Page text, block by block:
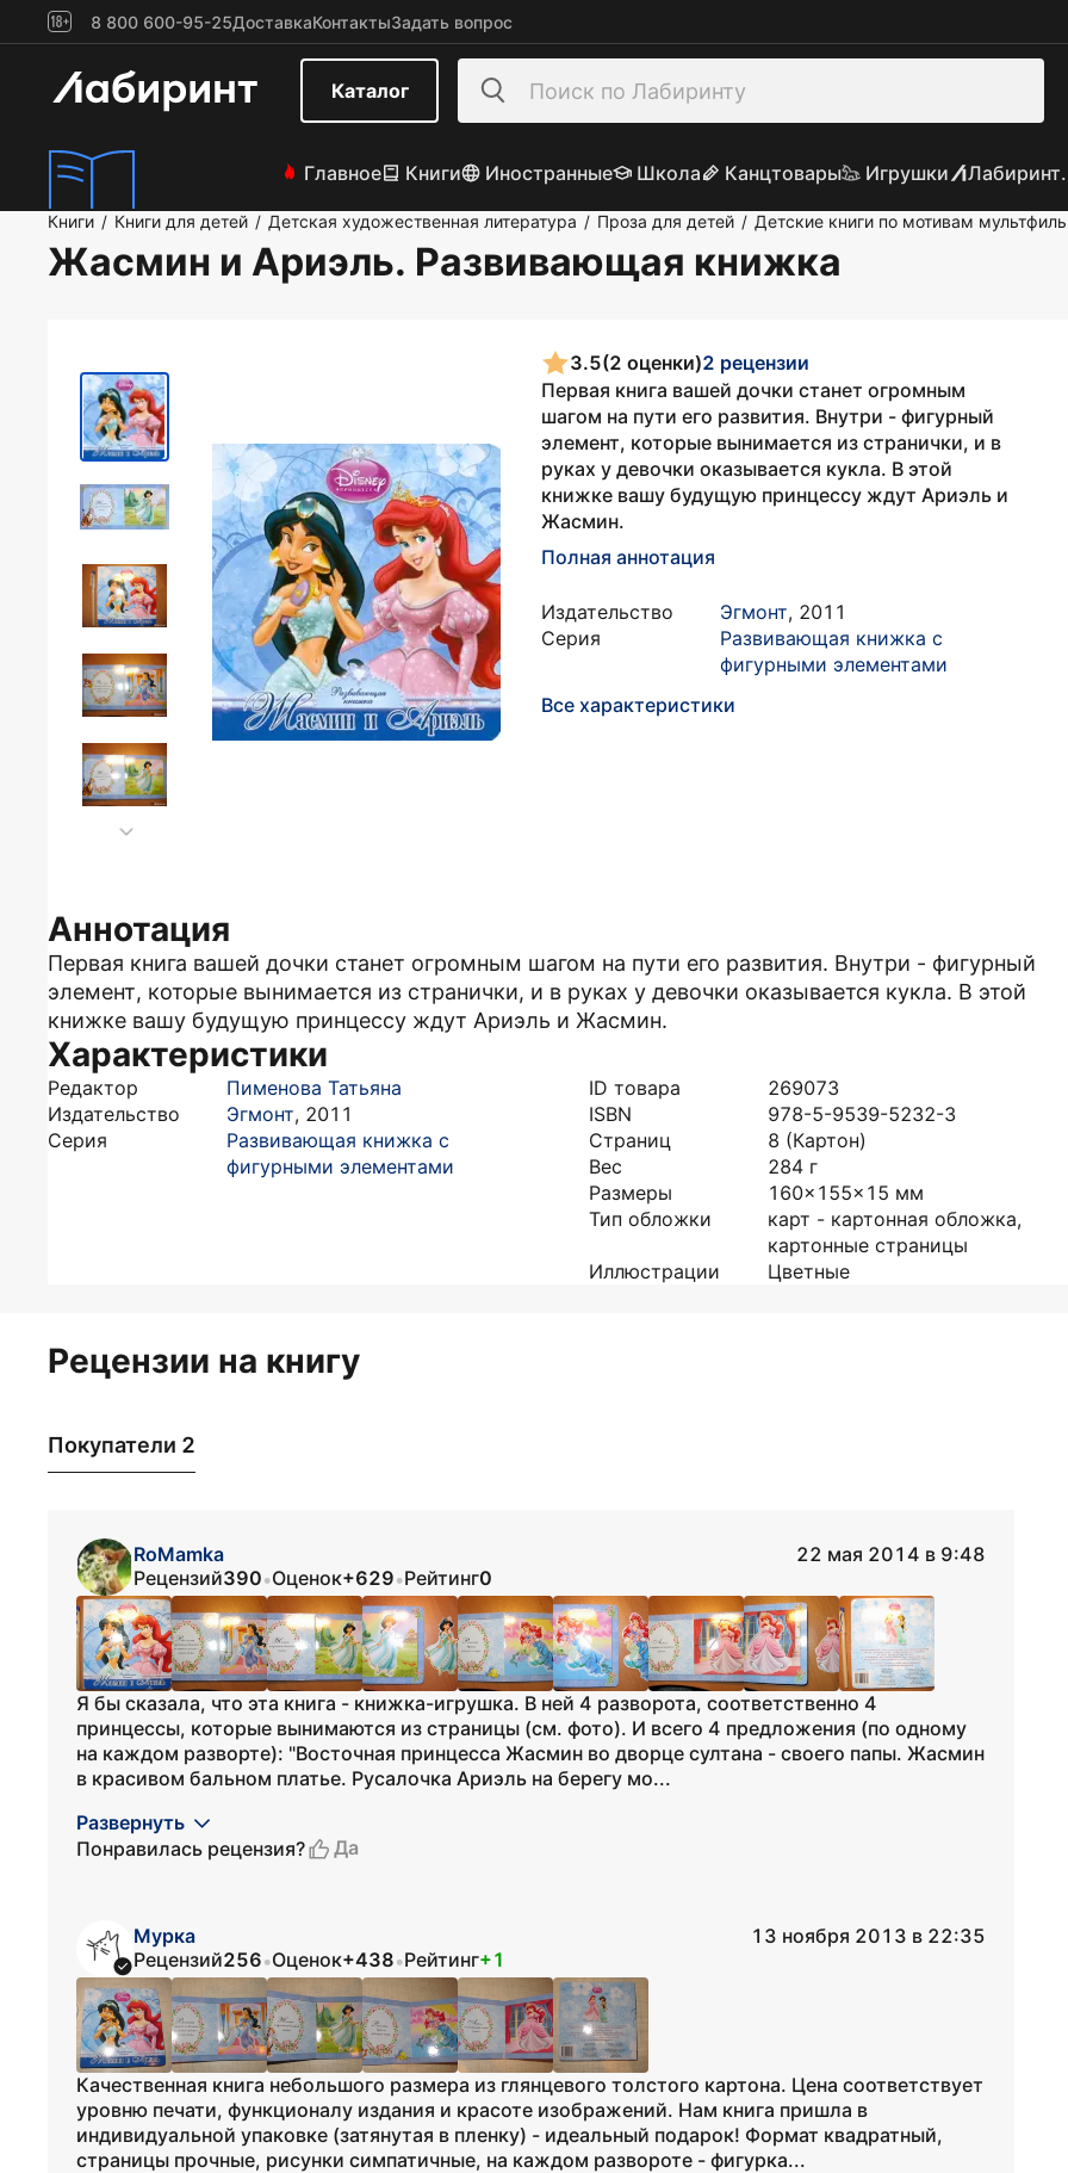
8 800 600-95-25ДоставкаКонтактыЗадать вопрос
Каталог
Главное Книги Иностранные Школа Канцтовары Игрушки
Книги / Книги для детей / Детская художественная литература / Проза для детей / Детские книги по мотивам
Жасмин и Ариэль. Развивающая книжка
3.5(2 оценки)2 рецензии
Первая книга вашей дочки станет огромным
шагом на пути его развития. Внутри - фигурный
элемент, которые вынимается из странички, и в
руках у девочки оказывается кукла. В этой
книжке вашу будущую принцессу ждут Ариэль и
Жасмин.
Полная аннотация
Издательство Эгмонт, 2011
Серия
Развивающая книжка с
фигурными элементами
Все характеристики
Аннотация
Первая книга вашей дочки станет огромным шагом на пути его развития. Внутри - фигурный
элемент, которые вынимается из странички, и в руках у девочки оказывается кукла. В этой
книжке вашу будущую принцессу ждут Ариэль и Жасмин.
Характеристики
Редактор
Пименова Татьяна
Издательство
Эгмонт, 2011
Серия
Развивающая книжка с
фигурными элементами
ID товара
269073
ISBN
978-5-9539-5232-3
Страниц
8 (Картон)
Вес
284 г
Размеры
160x155x15 мм
Тип обложки
карт - картонная обложка,
картонные страницы
Иллюстрации
Цветные
Рецензии на книгу
Покупатели 2
RoMamka
22 мая 2014 в 9:48
Рецензий390•Оценок+629•Рейтинг0
Я бы сказала, что эта книга - книжка-игрушка. В ней 4 разворота, соответственно 4
принцессы, которые вынимаются из страницы (см. фото). И всего 4 предложения (по одному
на каждом разворте): "Восточная принцесса Жасмин во дворце султана - своего папы. Жасмин
в красивом бальном платье. Русалочка Ариэль на берегу мо...
Развернуть
Понравилась рецензия?
Да
Мурка
13 ноября 2013 в 22:35
Рецензий256•Оценок+438•Рейтинг+1
Качественная книга небольшого размера из глянцевого толстого картона. Цена соответствует
уровню печати, функционалу издания и красоте изображений. Нам книга пришла в
индивидуальной упаковке (затянутая в пленку) - идеальный подарок! Формат квадратный,
страницы прочные, рисунки симпатичные, на каждом развороте - фигурка...